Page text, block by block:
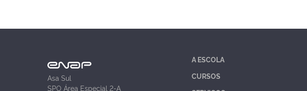
Asa Sul
SPO Área Especial 2-A
A ESCOLA
CURSOS